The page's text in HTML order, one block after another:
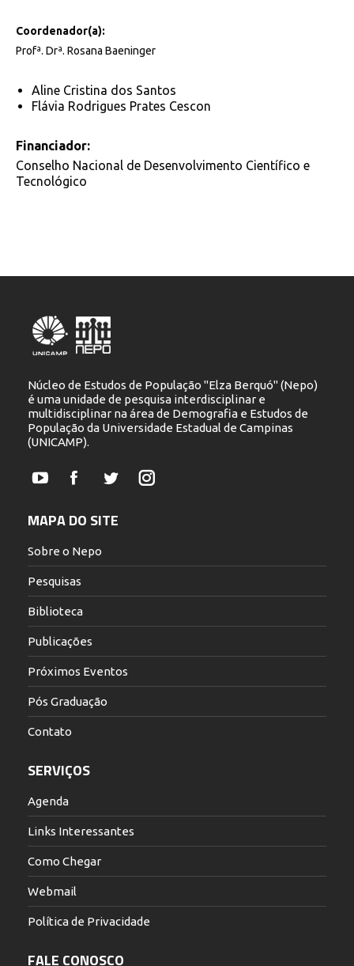
Coordenador(a):
Profª. Drª. Rosana Baeninger
Aline Cristina dos Santos
Flávia Rodrigues Prates Cescon
Financiador:
Conselho Nacional de Desenvolvimento Científico e
Tecnológico
Núcleo de Estudos de População "Elza Berquó" (Nepo)
é uma unidade de pesquisa interdisciplinar e
multidisciplinar na área de Demografia e Estudos de
População da Universidade Estadual de Campinas
(UNICAMP).
YouTubeFacebookTwitterInstagram
MAPA DO SITE
Sobre o Nepo
Pesquisas
Biblioteca
Publicações
Próximos Eventos
Pós Graduação
Contato
SERVIÇOS
Agenda
Links Interessantes
Como Chegar
Webmail
Política de Privacidade
FALE CONOSCO